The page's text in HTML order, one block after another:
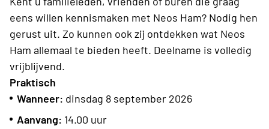
eens willen kennismaken met Neos Ham? Nodig hen
gerust uit. Zo kunnen ook zij ontdekken wat Neos
Ham allemaal te bieden heeft. Deelname is volledig
vrijblijvend.
Praktisch
Wanneer: dinsdag 8 september 2026
Aanvang: 14.00 uur